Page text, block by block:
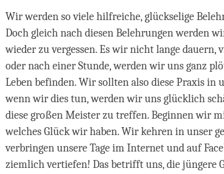
Wir werden so viele hilfreiche, glückselige
Doch gleich nach diesen Belehrungen werden
wieder zu vergessen. Es wir nicht lange
oder nach einer Stunde, werden wir uns ganz
Leben befinden. Wir sollten also diese Praxis in
wenn wir dies tun, werden wir uns glücklich
diese großen Meister zu treffen. Beginnen wir
welches Glück wir haben. Wir kehren in unser
verbringen unsere Tage im Internet und auf
ziemlich vertiefen! Das betrifft uns, die jüngere